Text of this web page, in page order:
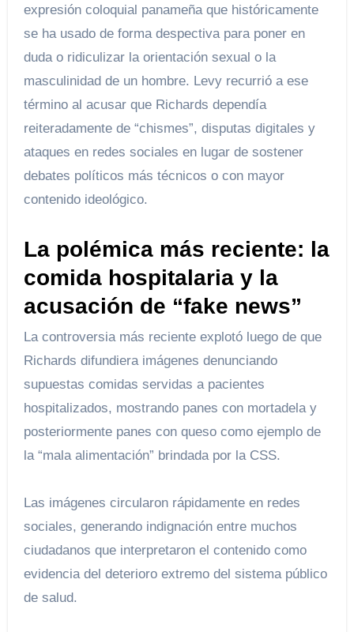
expresión coloquial panameña que históricamente
se ha usado de forma despectiva para poner en
duda o ridiculizar la orientación sexual o la
masculinidad de un hombre. Levy recurrió a ese
término al acusar que Richards dependía
reiteradamente de “chismes”, disputas digitales y
ataques en redes sociales en lugar de sostener
debates políticos más técnicos o con mayor
contenido ideológico.
La polémica más reciente: la
comida hospitalaria y la
acusación de “fake news”
La controversia más reciente explotó luego de que
Richards difundiera imágenes denunciando
supuestas comidas servidas a pacientes
hospitalizados, mostrando panes con mortadela y
posteriormente panes con queso como ejemplo de
la “mala alimentación” brindada por la CSS.
Las imágenes circularon rápidamente en redes
sociales, generando indignación entre muchos
ciudadanos que interpretaron el contenido como
evidencia del deterioro extremo del sistema público
de salud.